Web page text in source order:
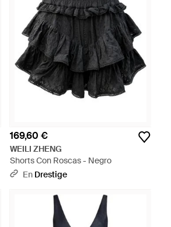
169,60 €
WEILI ZHENG
Shorts Con Roscas - Negro
En Drestige